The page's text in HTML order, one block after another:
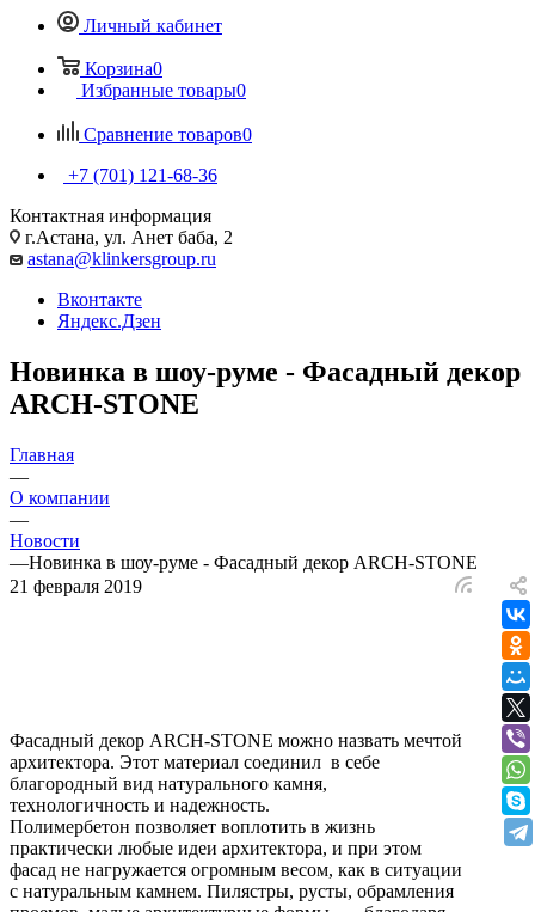
Личный кабинет
Корзина0
Избранные товары0
Сравнение товаров0
+7 (701) 121-68-36
Контактная информация
г.Астана, ул. Анет баба, 2
astana@klinkersgroup.ru
Вконтакте
Яндекс.Дзен
Новинка в шоу-руме - Фасадный декор
ARCH-STONE
Главная
—
О компании
—
Новости
—Новинка в шоу-руме - Фасадный декор ARCH-STONE
21 февраля 2019
Фасадный декор ARCH-STONE можно назвать мечтой
архитектора. Этот материал соединил в себе
благородный вид натурального камня,
технологичность и надежность.
Полимербетон позволяет воплотить в жизнь
практически любые идеи архитектора, и при этом
фасад не нагружается огромным весом, как в ситуации
с натуральным камнем. Пилястры, русты, обрамления